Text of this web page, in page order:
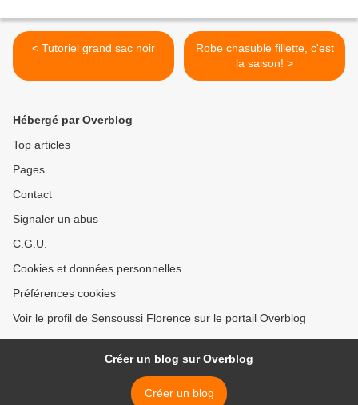
< Tutoriel grand sac noir
Robe chasuble fillette, c'est
la saison! >
Hébergé par Overblog
Top articles
Pages
Contact
Signaler un abus
C.G.U.
Cookies et données personnelles
Préférences cookies
Voir le profil de Sensoussi Florence sur le portail Overblog
Créer un blog sur Overblog
Créer un blog